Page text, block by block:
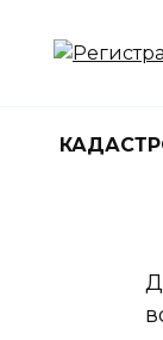
содержанию